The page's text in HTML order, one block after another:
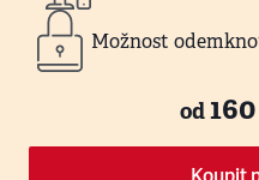
Možnost
od160